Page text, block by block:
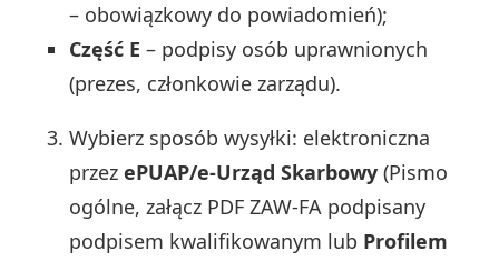
– obowiązkowy do powiadomień);
Część E – podpisy osób uprawnionych
(prezes, członkowie zarządu).
Wybierz sposób wysyłki: elektroniczna
przezePUAP/e-Urząd Skarbowy (Pismo
ogólne, załącz PDF ZAW-FA podpisany
podpisem kwalifikowanym lub Profilem